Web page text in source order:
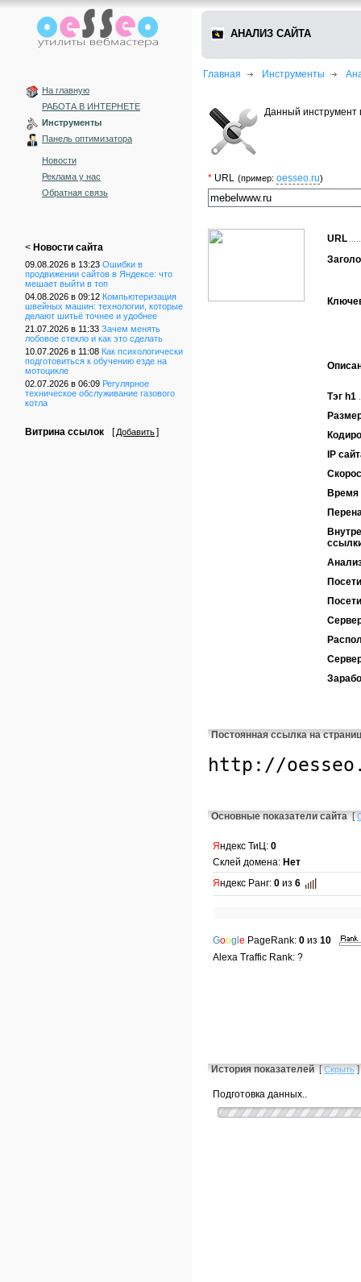
На главную
РАБОТА В ИНТЕРНЕТЕ
Инструменты
Панель оптимизатора
Новости
Реклама у нас
Обратная связь
< Новости сайта
09.08.2026 в 13:23 Ошибки в
продвижении сайтов в Яндексе: что
мешает выйти в топ
04.08.2026 в 09:12 Компьютеризация
швейных машин: технологии, которые
делают шитьё точнее и удобнее
21.07.2026 в 11:33 Зачем менять
лобовое стекло и как это сделать
10.07.2026 в 11:08 Как психологически
подготовиться к обучению езде на
мотоцикле
02.07.2026 в 06:09 Регулярное
техническое обслуживание газового
котла
Витрина ссылок [ Добавить]
АНАЛИЗ САЙТА
Главная Инструменты
Данный инструмент
* URL (пример: oesseo.ru)
URL
Тэг h1
IP
Время
Постоянная ссылка на
Основные показатели сайта [
Яндекс ТиЦ: 0
Склей домена: Нет
Яндекс Ранг: 0 из 6
Google PageRank: 0 из 10
Alexa Traffic Rank: ?
История показателей [Скрыть]
Подготовка данных..